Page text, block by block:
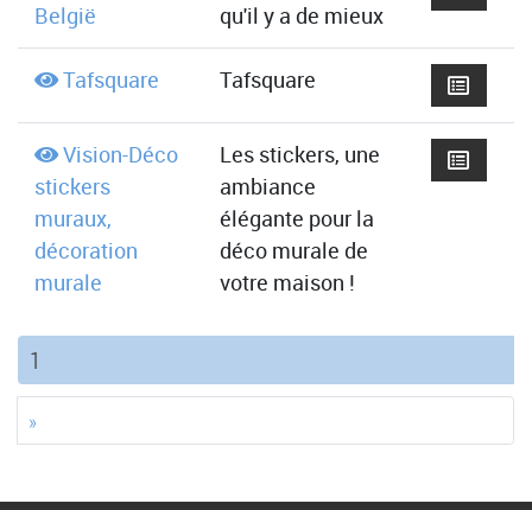
België
qu'il y a de mieux
Tafsquare Tafsquare
Vision-Déco
stickers
muraux,
décoration
murale
Les stickers, une
ambiance
élégante pour la
déco murale de
votre maison !
1
»